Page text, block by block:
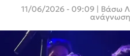
11/06/2026 - 09:09 Βάσω
ανάγνωση